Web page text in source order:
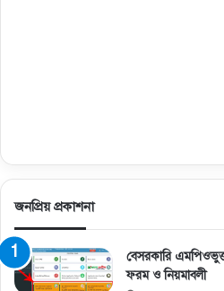
জনপ্রিয় প্রকাশনা
বেসরকারি
ফরম ও নিয়মাবলী